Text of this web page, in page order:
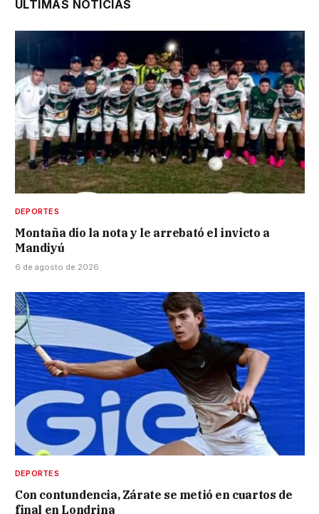
ÚLTIMAS NOTICIAS
DEPORTES
Montaña dio la nota y le arrebató el invicto a
Mandiyú
6 de agosto de 2026
DEPORTES
Con contundencia, Zárate se metió en cuartos de
final en Londrina